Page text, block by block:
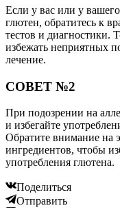
Если у вас или у
глютен, обратитесь к
тестов и диагностики.
избежать неприятных
лечение.
СОВЕТ №2
При подозрении на
и избегайте
Обратите внимание на
ингредиентов, чтобы
употребления глютена.
Поделиться
Отправить